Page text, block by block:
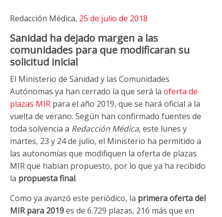
Redacción Médica, 25 de julio de 2018
Sanidad ha dejado margen a las
comunidades para que modificaran su
solicitud inicial
El Ministerio de Sanidad y las Comunidades
Autónomas ya han cerrado la que será la oferta de
plazas MIR para el año 2019, que se hará oficial a la
vuelta de verano. Según han confirmado fuentes de
toda solvencia a Redacción Médica, este lunes y
martes, 23 y 24 de julio, el Ministerio ha permitido a
las autonomías que modifiquen la oferta de plazas
MIR que habían propuesto, por lo que ya ha recibido
la propuesta final.
Como ya avanzó este periódico, la primera oferta del
MIR para 2019es de 6.729 plazas, 216 más que en